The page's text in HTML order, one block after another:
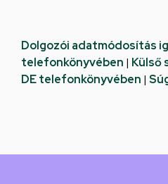
Dolgozói adatmódosítás
telefonkönyvében | Külső
DE telefonkönyvében |